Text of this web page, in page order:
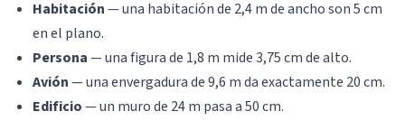
Habitación— una habitación de 2,4 m de ancho son 5 cm
en el plano.
Persona— una figura de 1,8 m mide 3,75 cm de alto.
Avión— una envergadura de 9,6 m da exactamente 20 cm.
Edificio— un muro de 24 m pasa a 50 cm.